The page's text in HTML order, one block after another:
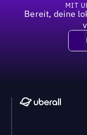
MIT
Bereit, deine